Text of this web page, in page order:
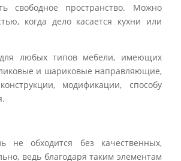
свободное пространство. Можно
когда дело касается кухни или
любых типов мебели, имеющих
и шариковые направляющие,
модификации, способу
не обходится без качественных,
ведь благодаря таким элементам